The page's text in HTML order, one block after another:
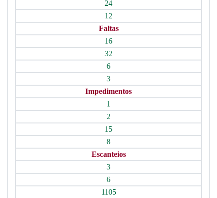
24
12
Faltas
16
32
6
3
Impedimentos
1
2
15
8
Escanteios
3
6
1105